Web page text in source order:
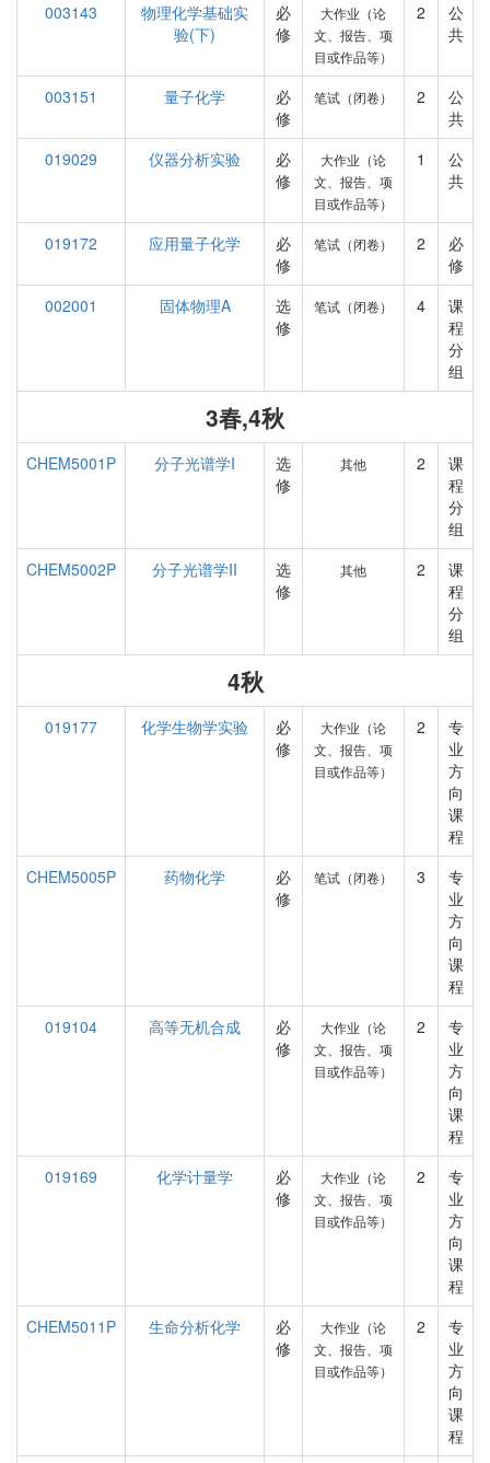
003143
物理化学基础实
验(下)
必
修
大作业（论
文、报告、项
目或作品等）
2
公
共
003151 量子化学
必
修
笔试（闭卷） 2
公
共
019029
仪器分析实验
必
修
大作业（论
文、报告、项
目或作品等）
1
公
共
019172 应用量子化学
必
修
笔试（闭卷） 2
必
修
002001
固体物理A
选
修
笔试（闭卷） 4
课
程
分
组
3春,4秋
CHEM5001P 分子光谱学I
选
修
其他 2
课
程
分
组
CHEM5002P
分子光谱学II
选
修
其他 2
课
程
分
组
4秋
019177 化学生物学实验
必
修
大作业（论
文、报告、项
目或作品等）
2
专
业
方
向
课
程
CHEM5005P
药物化学
必
修
笔试（闭卷） 3
专
业
方
向
课
程
019104
高等无机合成
必
修
大作业（论
文、报告、项
目或作品等）
2
专
业
方
向
课
程
019169
化学计量学
必
修
大作业（论
文、报告、项
目或作品等）
2
专
业
方
向
课
程
CHEM5011P
生命分析化学
必
修
大作业（论
文、报告、项
目或作品等）
2
专
业
方
向
课
程